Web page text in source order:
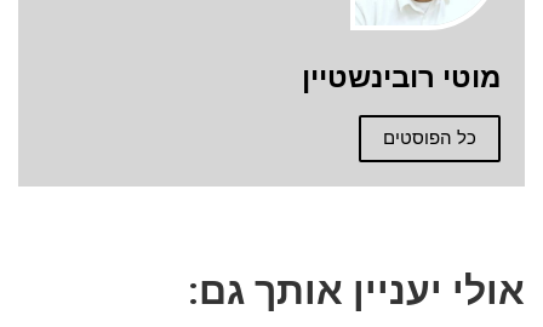
מוטי רובינשטיין
כל הפוסטים
אולי יעניין אותך גם: